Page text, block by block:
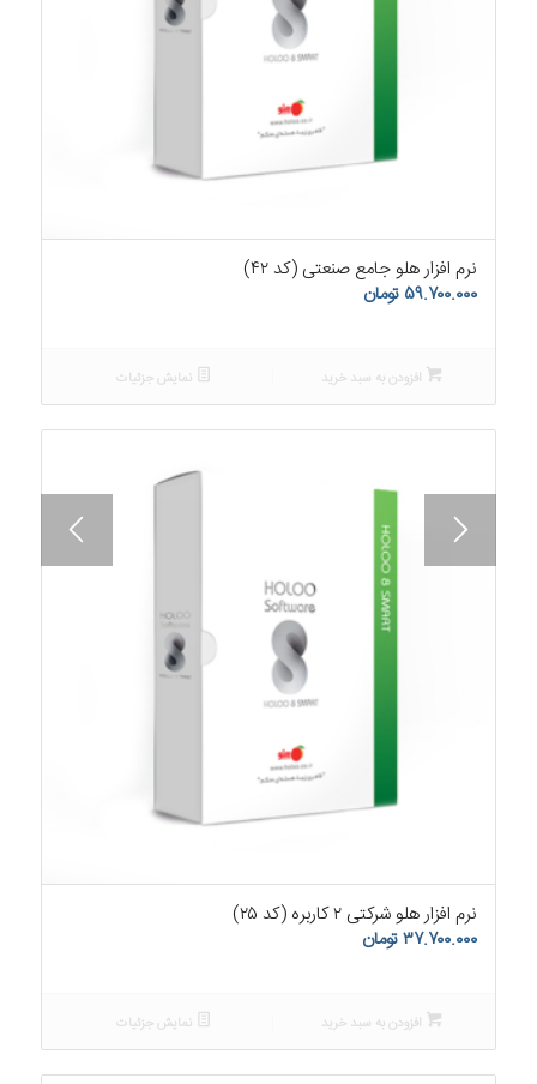
نرم افزار هلو جامع صنعتی (کد ۴۲)
۵۹.۷۰۰.۰۰۰ تومان
افزودن به سبد خرید نمایش جزئیات
نرم افزار هلو شرکتی ۲ کاربره (کد ۲۵)
۳۷.۷۰۰.۰۰۰تومان
افزودن به سبد خرید نمایش جزئیات